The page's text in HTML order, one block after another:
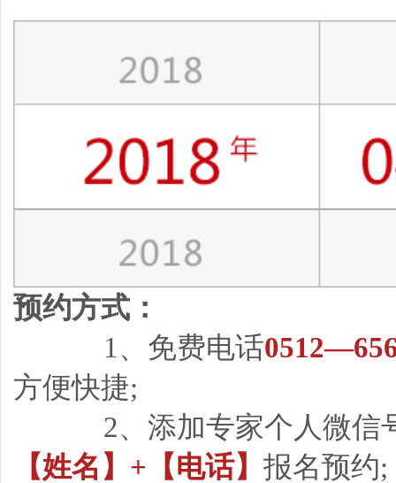
预约方式：
1、免费电话
方便快捷;
2、添加专家个人微信
【姓名】+【电话】 报名预约;